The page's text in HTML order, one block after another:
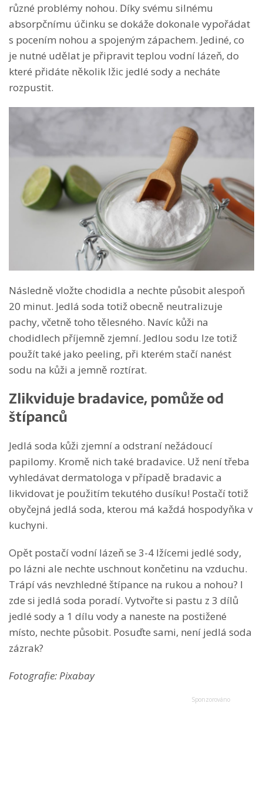
různé problémy nohou. Díky svému silnému
absorpčnímu účinku se dokáže dokonale vypořádat
s pocením nohou a spojeným zápachem. Jediné, co
je nutné udělat je připravit teplou vodní lázeň, do
které přidáte několik lžic jedlé sody a necháte
rozpustit.
Následně vložte chodidla a nechte působit alespoň
20 minut. Jedlá soda totiž obecně neutralizuje
pachy, včetně toho tělesného. Navíc kůži na
chodidlech příjemně zjemní. Jedlou sodu lze totiž
použít také jako peeling, při kterém stačí nanést
sodu na kůži a jemně roztírat.
Zlikviduje bradavice, pomůže od
štípanců
Jedlá soda kůži zjemní a odstraní nežádoucí
papilomy. Kromě nich také bradavice. Už není třeba
vyhledávat dermatologa v případě bradavic a
likvidovat je použitím tekutého dusíku! Postačí totiž
obyčejná jedlá soda, kterou má každá hospodyňka v
kuchyni.
Opět postačí vodní lázeň se 3-4 lžícemi jedlé sody,
po lázni ale nechte uschnout končetinu na vzduchu.
Trápí vás nevzhledné štípance na rukou a nohou? I
zde si jedlá soda poradí. Vytvořte si pastu z 3 dílů
jedlé sody a 1 dílu vody a naneste na postižené
místo, nechte působit. Posuďte sami, není jedlá soda
zázrak?
Fotografie: Pixabay